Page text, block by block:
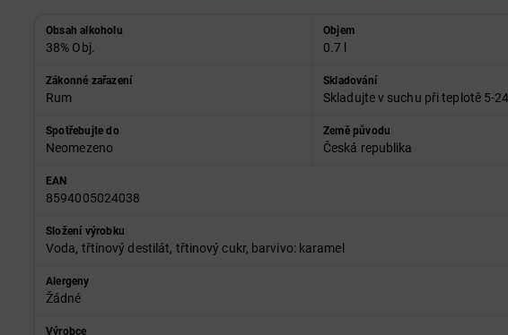
Obsah alkoholu
38% Obj.
Objem
0.7 l
Zákonné zařazení
Rum
Skladování
Skladujte v suchu při teplotě 5-
Spotřebujte do
Neomezeno
Země původu
Česká republika
EAN
8594005024038
Složení výrobku
Voda, třtinový destilát, třtinový cukr, barvivo: karamel
Alergeny
Žádné
Výrobce